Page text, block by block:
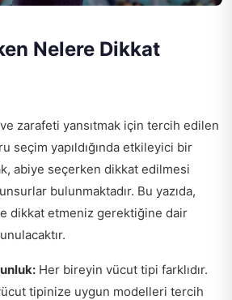
Nelere Dikkat
ve zarafeti yansıtmak için tercih edilen
seçim yapıldığında etkileyici bir
abiye seçerken dikkat edilmesi
bulunmaktadır. Bu yazıda,
dikkat etmeniz gerektiğine dair
Her bireyin vücut tipi farklıdır.
tipinize uygun modelleri tercih